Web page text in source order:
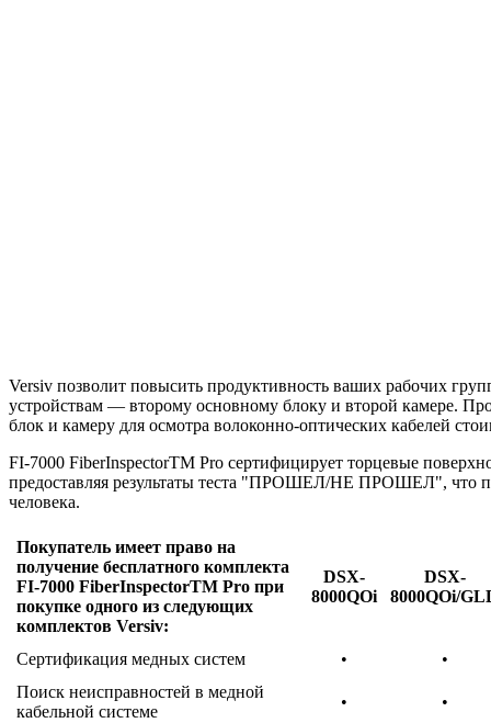
Versiv позволит повысить продуктивность ваших рабочих
устройствам — второму основному блоку и второй камере.
блок и камеру для осмотра волоконно-оптических кабелей
FI-7000 FiberInspectorTM Pro сертифицирует торцевые
предоставляя результаты теста "ПРОШЕЛ/НЕ ПРОШЕЛ", что
человека.
Покупатель имеет право на
получение бесплатного комплекта
FI-7000 FiberInspectorTM Pro при
покупке одного из следующих
комплектов Versiv:
DSX-
8000QOi
DSX-
8000QOi/
Сертификация медных систем •
•
Поиск неисправностей в медной
кабельной системе
• •